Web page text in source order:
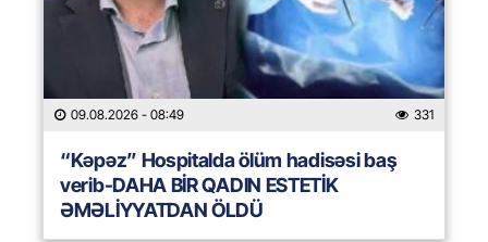
09.08.2026 - 08:49 331
“Kəpəz” Hospitalda ölüm hadisəsi baş
verib-DAHA BİR QADIN ESTETİK
ƏMƏLİYYATDAN ÖLDÜ